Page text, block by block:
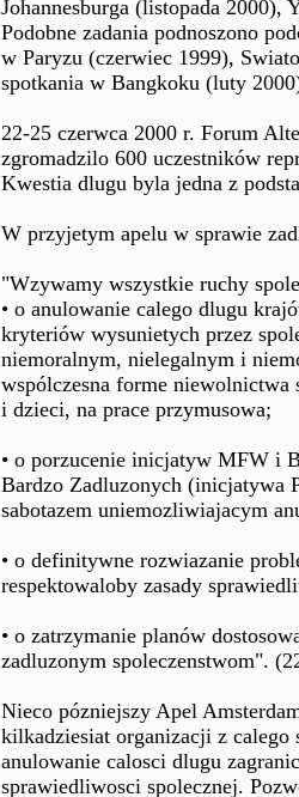
Johannesburga (listopada 2000),
Podobne zadania podnoszono
w Paryzu (czerwiec 1999),
spotkania w Bangkoku (luty
22-25 czerwca 2000 r. Forum
zgromadzilo 600 uczestników
Kwestia dlugu byla jedna z
W przyjetym apelu w sprawie
"Wzywamy wszystkie ruchy
• o anulowanie calego dlugu
kryteriów wysunietych przez
niemoralnym, nielegalnym i
wspólczesna forme
i dzieci, na prace przymusowa;
• o porzucenie inicjatyw MFW i
Bardzo Zadluzonych (inicjatywa
sabotazem uniemozliwiajacym
• o definitywne rozwiazanie
respektowaloby zasady
• o zatrzymanie planów
zadluzonym spoleczenstwom".
Nieco pózniejszy Apel
kilkadziesiat organizacji z
anulowanie calosci dlugu
sprawiedliwosci spolecznej.